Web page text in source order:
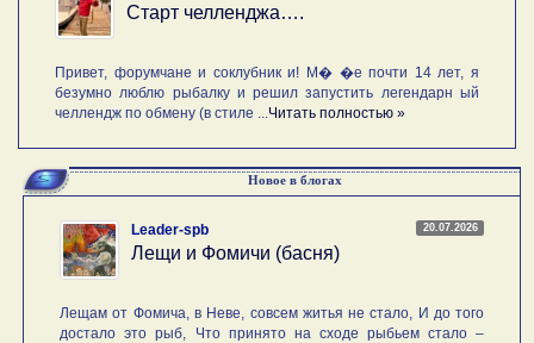
Старт челленджа….
Привет, форумчане и соклубник и! М� �е почти 14 лет, я
безумно люблю рыбалку и решил запустить легендарн ый
челлендж по обмену (в стиле ... Читать полностью »
Новое в блогах
20.07.2026
Leader-spb
Лещи и Фомичи (басня)
Лещам от Фомича, в Неве, совсем житья не стало, И до того
достало это рыб, Что принято на сходе рыбьем стало –